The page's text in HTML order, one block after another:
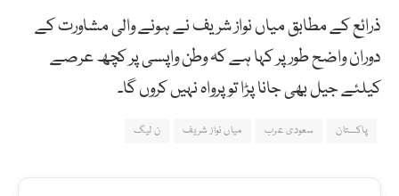
ذرائع کے مطابق میاں نواز شریف نے ہونے والی مشاورت کے
دوران واضح طور پر کہا ہے کہ وطن واپسی پر کچھ عرصے
کیلئے جیل بھی جانا پڑا تو پرواہ نہیں کروں گا۔
پاکستان سعودی عرب میاں نواز شریف ن لیگ